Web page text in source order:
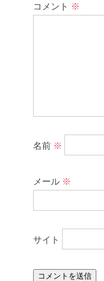
コメント ※
名前 ※
メール ※
サイト